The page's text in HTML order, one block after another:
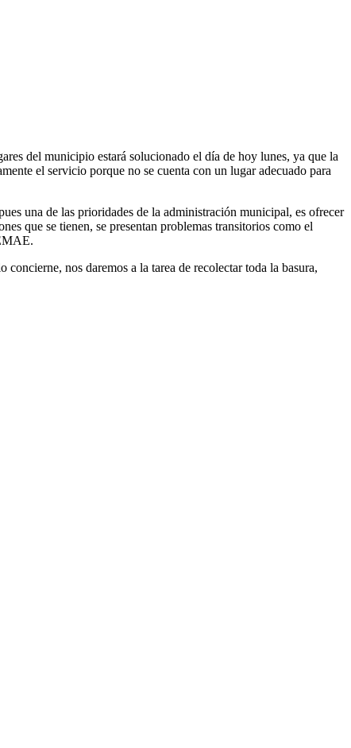
del municipio estará solucionado el día de hoy lunes, ya que la
el servicio porque no se cuenta con un lugar adecuado para
una de las prioridades de la administración municipal, es ofrecer
que se tienen, se presentan problemas transitorios como el
nos daremos a la tarea de recolectar toda la basura,